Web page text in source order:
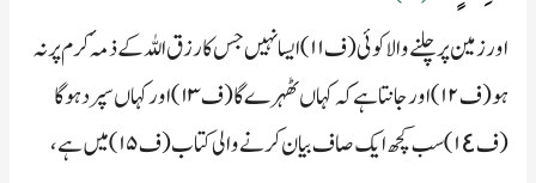
اور زمین پر چلنے والا کوئی (ف۱۱) ایسا نہیں جس کا رزق اللہ کے ذمہٴ کرم پر نہ
ہو (ف۱۲) اور جانتا ہے کہ کہاں ٹھہرے گا (ف۱۳) اور کہاں سپرد ہوگا
(ف۱٤) سب کچھ ایک صاف بیان کرنے والی کتاب (ف۱۵) میں ہے،